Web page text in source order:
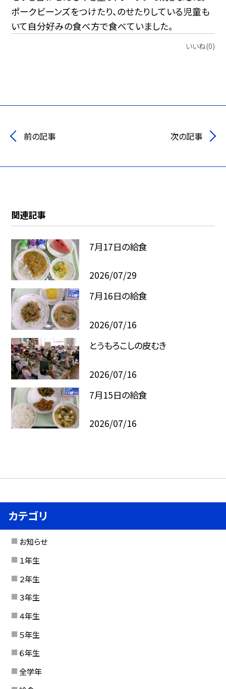
ポークビーンズをつけたり、のせたりしている児童も
いて自分好みの食べ方で食べていました。
いいね(0)
前の記事 次の記事
関連記事
7月17日の給食
2026/07/29
7月16日の給食
2026/07/16
とうもろこしの皮むき
2026/07/16
7月15日の給食
2026/07/16
カテゴリ
お知らせ
１年生
２年生
３年生
４年生
５年生
６年生
全学年